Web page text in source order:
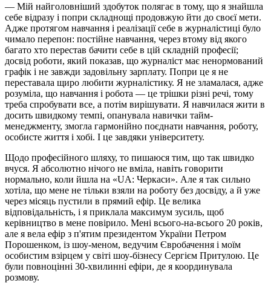
— Мій найголовніший здобуток полягає в тому, що я знайшла
себе відразу і попри складнощі продовжую йти до своєї мети.
Адже протягом навчання і реалізації себе в журналістиці було
чимало перепон: постійне навчання, через втому від якого
багато хто перестав бачити себе в цій складній професії;
досвід роботи, який показав, що журналіст має ненормований
графік і не завжди задовільну зарплату. Попри це я не
переставала щиро любити журналістику. Я не зламалася, адже
розуміла, що навчання і робота — це трішки різні речі, тому
треба спробувати все, а потім вирішувати. Я навчилася жити в
досить швидкому темпі, опанувала навички тайм-
менеджменту, змогла гармонійно поєднати навчання, роботу,
особисте життя і хобі. І це завдяки університету.
Щодо професійного шляху, то пишаюся тим, що так швидко
вчуся. Я абсолютно нічого не вміла, навіть говорити
нормально, коли йшла на «UA: Черкаси». Але я так сильно
хотіла, що мене не тільки взяли на роботу без досвіду, а й уже
через місяць пустили в прямий ефір. Це велика
відповідальність, і я приклала максимум зусиль, щоб
керівництво в мене повірило. Мені всього-на-всього 20 років,
але я вела ефір з п'ятим президентом України Петром
Порошенком, із шоу-меном, ведучим Євробачення і моїм
особистим взірцем у світі шоу-бізнесу Сергієм Притулою. Це
були повноцінні 30-хвилинні ефіри, де я координувала
розмову.